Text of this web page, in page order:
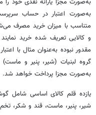
به‌صورت اعتبار در حساب
متناسب با میزان خرید مصرف
و کالایی تعریف شده خرید
مقدور نبوده به‌عنوان مثال با
گروه لبنیات (شیر، پنیر و ماست)
به‌صورت مجزا پرداخت خواهد شد.
یازده قلم کالای اساسی شامل
شیر، پنیر، ماست، قند و شکر،